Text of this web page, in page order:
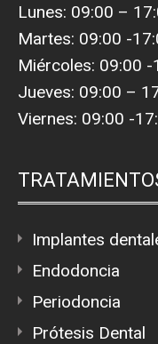
Lunes: 09:00 –
Martes: 09:00 -
Miércoles: 09:00 -
Jueves: 09:00 –
Viernes: 09:00 -
Implantes
Endodoncia
Periodoncia
Prótesis Dental